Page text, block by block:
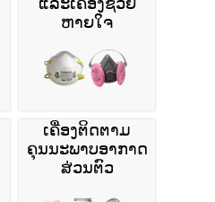
ຫາຍໃຈ
ເຄື່ອງຕິດຕາມ
ຄຸນນະພາບອາກາດ
ສ່ວນຕົວ